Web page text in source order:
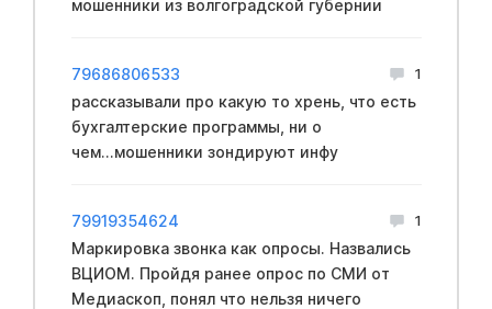
мошенники из волгоградской губернии
79686806533 1
рассказывали про какую то хрень, что есть
бухгалтерские программы, ни о
чем...мошенники зондируют инфу
79919354624 1
Маркировка звонка как опросы. Назвались
ВЦИОМ. Пройдя ранее опрос по СМИ от
Медиаскоп, понял что нельзя ничего